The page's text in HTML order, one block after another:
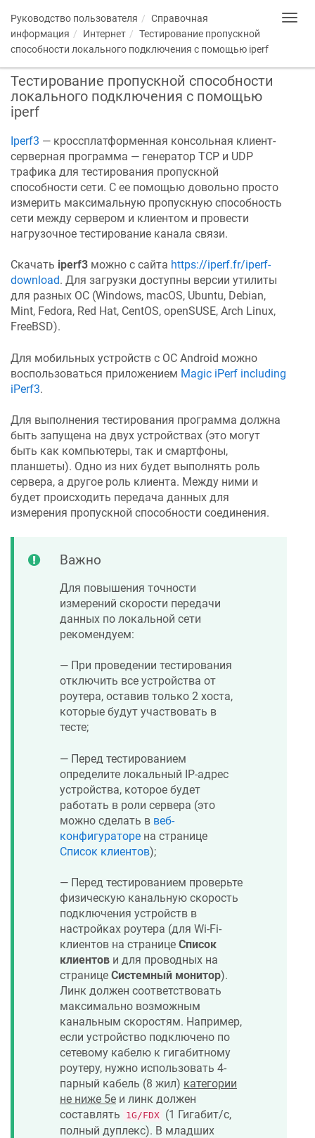
Руководство пользователя
Справочная
информация
Интернет
Тестирование пропускной
способности локального подключения с помощью iperf
Тестирование пропускной способности
локального подключения с помощью
iperf
Iperf3 — кроссплатформенная консольная клиент-
серверная программа — генератор TCP и UDP
трафика для тестирования пропускной
способности сети. С ее помощью довольно просто
измерить максимальную пропускную способность
сети между сервером и клиентом и провести
нагрузочное тестирование канала связи.
Скачать iperf3 можно с сайта https://iperf.fr/iperf-
download. Для загрузки доступны версии утилиты
для разных ОС (Windows, macOS, Ubuntu, Debian,
Mint, Fedora, Red Hat, CentOS, openSUSE, Arch Linux,
FreeBSD).
Для мобильных устройств с ОС Android можно
воспользоваться приложением Magic iPerf including
iPerf3.
Для выполнения тестирования программа должна
быть запущена на двух устройствах (это могут
быть как компьютеры, так и смартфоны,
планшеты). Одно из них будет выполнять роль
сервера, а другое роль клиента. Между ними и
будет происходить передача данных для
измерения пропускной способности соединения.
Важно
Для повышения точности
измерений скорости передачи
данных по локальной сети
рекомендуем:
— При проведении тестирования
отключить все устройства от
роутера, оставив только 2 хоста,
которые будут участвовать в
тесте;
— Перед тестированием
определите локальный IP-адрес
устройства, которое будет
работать в роли сервера (это
можно сделать в веб-
конфигураторе на странице
Список клиентов);
— Перед тестированием проверьте
физическую канальную скорость
подключения устройств в
настройках роутера (для Wi-Fi-
клиентов на странице Список
клиентов и для проводных на
странице Системный монитор).
Линк должен соответствовать
максимально возможным
канальным скоростям. Например,
если устройство подключено по
сетевому кабелю к гигабитному
роутеру, нужно использовать 4-
парный кабель (8 жил) категории
не ниже 5e и линк должен
составлять
1G/FDX (1 Гигабит/с,
полный дуплекс). В младших